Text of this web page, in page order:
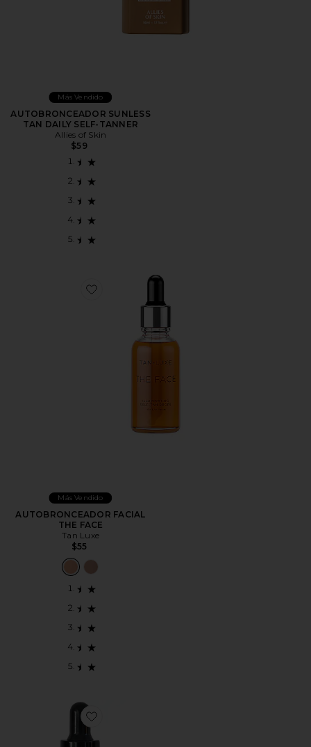
Más Vendido
AUTOBRONCEADOR SUNLESS
TAN DAILY SELF-TANNER
Allies of Skin
$59
Favorite AUTOBRONCEADOR FACIAL THE FACE
Más Vendido
AUTOBRONCEADOR FACIAL
THE FACE
Tan Luxe
$55
Favorite SUERO AUTOBRONCEADOR TRAVEL